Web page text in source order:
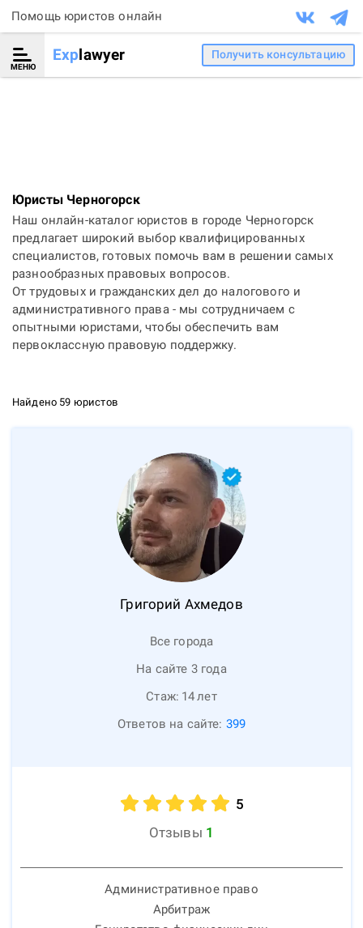
Помощь юристов онлайн
МЕНЮ
Explawyer Получить консультацию
Юристы Черногорск
Наш онлайн-каталог юристов в городе Черногорск
предлагает широкий выбор квалифицированных
специалистов, готовых помочь вам в решении самых
разнообразных правовых вопросов.
От трудовых и гражданских дел до налогового и
административного права - мы сотрудничаем с
опытными юристами, чтобы обеспечить вам
первоклассную правовую поддержку.
Найдено 59 юристов
Григорий Ахмедов
Все города
На сайте 3 года
Стаж: 14лет
Ответов на сайте: 399
5
Отзывы 1
Административное право
Арбитраж